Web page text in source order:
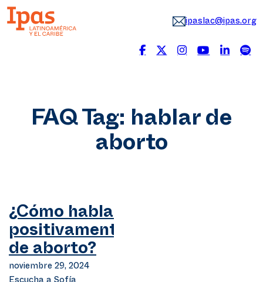
ipaslac@ipas.org
FAQ Tag: hablar de
aborto
¿Cómo hablar
positivamente
de aborto?
noviembre 29, 2024
Escucha a Sofía